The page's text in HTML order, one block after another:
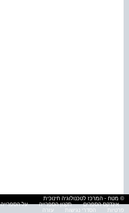
© מטח - המרכז לטכנולוגיה חינוכית
אינדקס הספרים
תקנון הספרייה על הספרייה
פרטיות
הסדרי נגישות עזרה